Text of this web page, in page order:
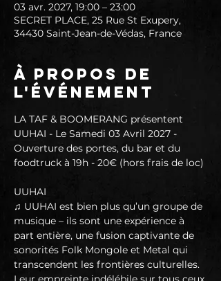
03 avr. 2027, 19:00 – 23:00
SECRET PLACE, 25 Rue St Exupery,
34430 Saint-Jean-de-Védas, France
À propos de
l'événement
LA TAF & BOOMERANG présentent
UUHAI - Le Samedi 03 Avril 2027 -
Ouverture des portes, du bar et du
foodtruck à 19h - 20€ (hors frais de loc)
UUHAI
♫ UUHAI est bien plus qu’un groupe de
musique – ils sont une expérience à
part entière, une fusion captivante de
sonorités Folk Mongole et Metal qui
transcendent les frontières culturelles.